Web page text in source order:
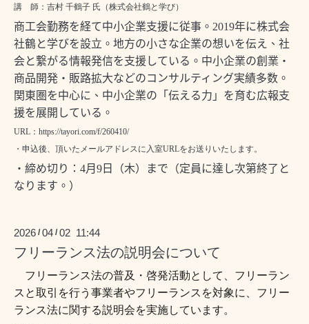
講 師：吉村 千鶴子 氏（株式会社鶴と学び）
商工会勤務を経て中小企業支援に従事。 2019年に株式会
社鶴と学びを設立。地方の小さな企業の想いを伝え、社
会と繋がる情報発信を支援している。中小企業の創業・
商品開発・販路拡大などのコンサルティング実績多数。
関東圏を中心に、中小企業の「伝える力」を育む広報支
援を展開している。
URL ： https://tayori.com/f/260410/
・申込後、頂いたメールアドレスに入室URLをお送りいたします。
・締め切り： 4月 9 日（木）まで（定員に達し次第終了と
なります。）
2026 /04 /02 11:44
フリーランス法の説明会について
フリーランス法の普及・啓発活動として、フリーラン
スと取引を行う事業者やフリーランスを対象に、フリー
ランス法に関する説明会を実施しています。